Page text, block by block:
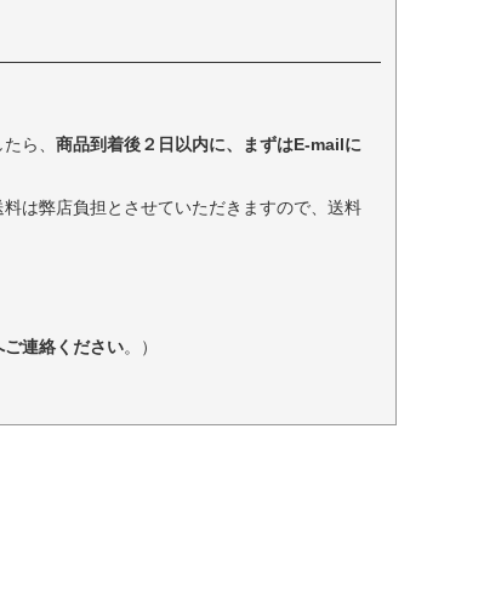
ら、 商品到着後２日以内に、まずはE-mailに
は弊店負担とさせていただきますので、送料
連絡ください。）